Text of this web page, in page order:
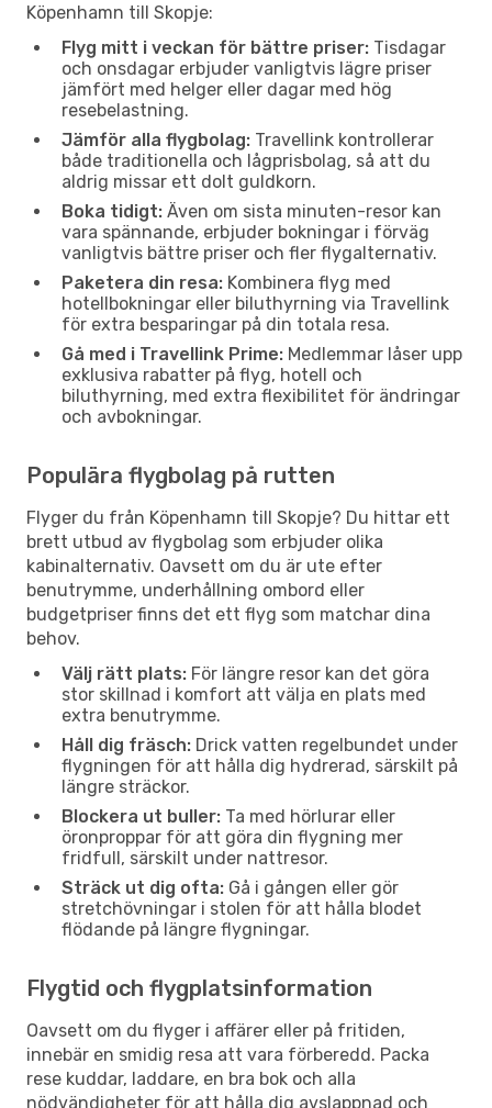
Köpenhamn till Skopje:
Flyg mitt i veckan för bättre priser: Tisdagar
och onsdagar erbjuder vanligtvis lägre priser
jämfört med helger eller dagar med hög
resebelastning.
Jämför alla flygbolag: Travellink kontrollerar
både traditionella och lågprisbolag, så att du
aldrig missar ett dolt guldkorn.
Boka tidigt: Även om sista minuten-resor kan
vara spännande, erbjuder bokningar i förväg
vanligtvis bättre priser och fler flygalternativ.
Paketera din resa: Kombinera flyg med
hotellbokningar eller biluthyrning via Travellink
för extra besparingar på din totala resa.
Gå med i Travellink Prime: Medlemmar låser upp
exklusiva rabatter på flyg, hotell och
biluthyrning, med extra flexibilitet för ändringar
och avbokningar.
Populära flygbolag på rutten
Flyger du från Köpenhamn till Skopje? Du hittar ett
brett utbud av flygbolag som erbjuder olika
kabinalternativ. Oavsett om du är ute efter
benutrymme, underhållning ombord eller
budgetpriser finns det ett flyg som matchar dina
behov.
Välj rätt plats: För längre resor kan det göra
stor skillnad i komfort att välja en plats med
extra benutrymme.
Håll dig fräsch: Drick vatten regelbundet under
flygningen för att hålla dig hydrerad, särskilt på
längre sträckor.
Blockera ut buller: Ta med hörlurar eller
öronproppar för att göra din flygning mer
fridfull, särskilt under nattresor.
Sträck ut dig ofta: Gå i gången eller gör
stretchövningar i stolen för att hålla blodet
flödande på längre flygningar.
Flygtid och flygplatsinformation
Oavsett om du flyger i affärer eller på fritiden,
innebär en smidig resa att vara förberedd. Packa
rese kuddar, laddare, en bra bok och alla
nödvändigheter för att hålla dig avslappnad och